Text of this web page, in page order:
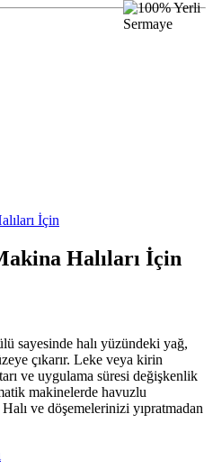
Halıları İçin
sayesinde halı yüzündeki yağ,
çıkarır. Leke veya kirin
ve uygulama süresi değişkenlik
makinelerde havuzlu
ve döşemelerinizi yıpratmadan